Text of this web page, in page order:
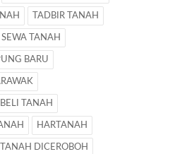
TADBIR TANAH
SEWA TANAH
BARU
BELI TANAH
HARTANAH
TANAH DICEROBOH